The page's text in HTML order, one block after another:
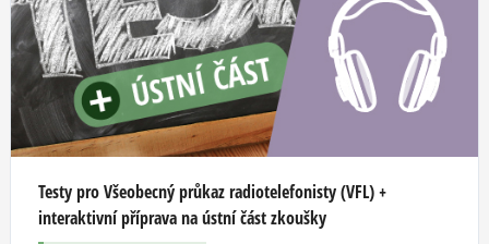
Testy pro Všeobecný průkaz radiotelefonisty (VFL) +
interaktivní příprava na ústní část zkoušky